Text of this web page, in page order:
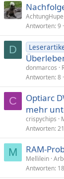
AchtungHupe
Antworten 9
D
donmarcos
Antworten 8
C
Optiarc
mehr
crispychips
Antworten 21
M RAM-
Mellilein
Antworten 18